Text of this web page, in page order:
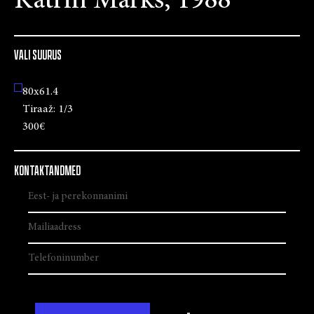
VALI SUURUS
80x61.4
Tiraaž: 1/3
300€
KONTAKTANDMED